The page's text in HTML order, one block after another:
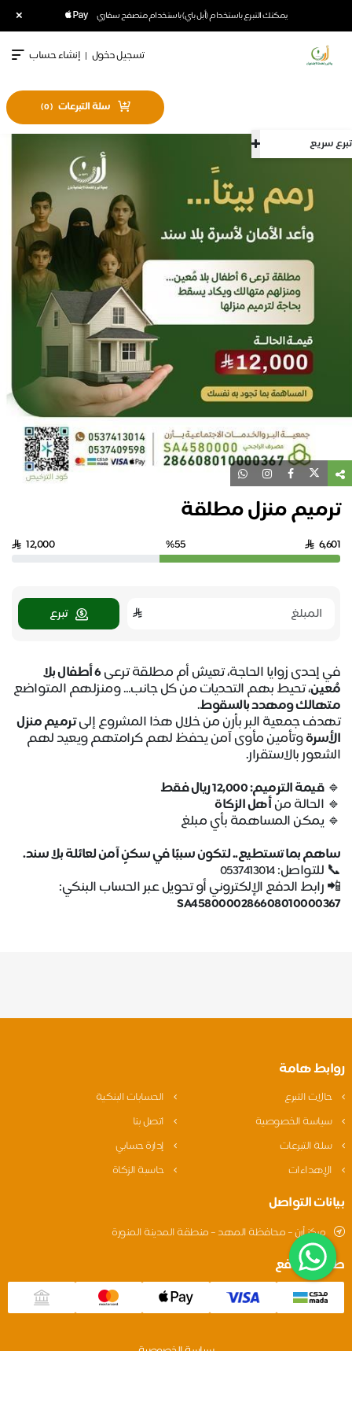
يمكنك التبرع باستخدام (أبل باي) باستخدام متصفح سفاري ×
تبرع سريع
تسجيل دخول | إنشاء حساب
سلة التبرعات (
0
)
ترميم منزل مطلقة
6,601
%55
12,000
تبرع
في إحدى زوايا الحاجة، تعيش أم مطلقة ترعى 6 أطفال بلا
مُعين، تحيط بهم التحديات من كل جانب… ومنزلهم المتواضع
متهالك ومهدد بالسقوط.
تهدف جمعية البر بأرن من خلال هذا المشروع إلىترميم منزل
الأسرةوتأمين مأوى آمن يحفظ لهم كرامتهم ويعيد لهم
الشعور بالاستقرار.
🔹قيمة الترميم: 12,000 ريال فقط
🔹 الحالة منأهل الزكاة
🔹 يمكن المساهمة بأي مبلغ
ساهم بما تستطيع.. لتكون سببًا في سكنٍ آمن لعائلة بلا سند.
📞 للتواصل: 0537413014
📲 رابط الدفع الإلكتروني أو تحويل عبر الحساب البنكي:
SA4580000286608010000367
روابط هامة
حالات التبرع
الحسابات البنكية
سياسة الخصوصية
اتصل بنا
سلة التبرعات
إدارة حسابي
الإهداءات
حاسبة الزكاة
بيانات التواصل
مركز أرن – محافظة المهد – منطقة المدينة المنورة
طريقة الدفع
سياسة الخصوصية